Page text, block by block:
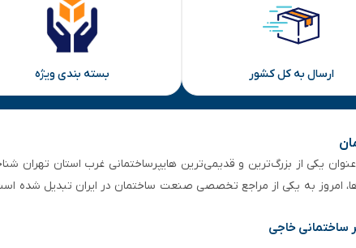
ارسال به کل کشور بسته بندی ویژه
۵۰ سال سابقه‌ درخشان، به عنوان یکی از بزرگ‌ترین و قدیمی‌ترین هایپرساختمانی‌ غرب
امروز به یکی از مراجع تخصصی صنعت ساختمان در ایران تبدیل شده
ساختمانی خاجی